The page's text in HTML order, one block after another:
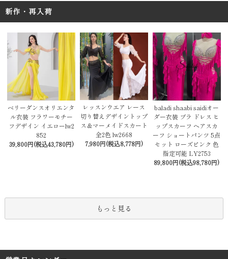
新作・再入荷
ベリーダンスオリエンタ
ル衣装 フラワーモチー
フデザイン イエローlw2
852
39,800円(税込43,780円)
レッスンウエア レース
切り替えデザイントップ
ス＆マーメイドスカート
全2色 lw2668
7,980円(税込8,778円)
baladi shaabi saidiオー
ダー衣装 ブラ ドレス ヒ
ップスカーフ ヘアスカ
ーフ ショートパンツ 5点
セット ローズピンク 色
指定可能 LY2753
89,800円(税込98,780円)
もっと見る